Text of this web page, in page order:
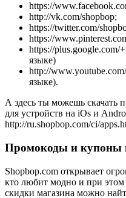
https://
http://vk.com/shopbop;
https://twitter.com/
https://
https://plus.google.com/
языке)
http://
языке).
А здесь ты можешь скачать
для устройств на iOs и
http://ru.shopbop.com/ci/
Промокоды и купоны
Shopbop.com открывает
кто любит модно и при этом
скидки магазина можно